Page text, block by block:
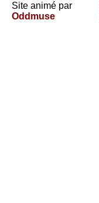
Site animé par
Oddmuse